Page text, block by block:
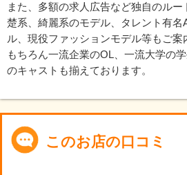
また、多額の求人広告など独自のル
楚系、綺麗系のモデル、タレント有名
ル、現役ファッションモデル等もご案
もちろん一流企業のOL、一流大学の
のキャストも揃えております。
このお店の口コミ